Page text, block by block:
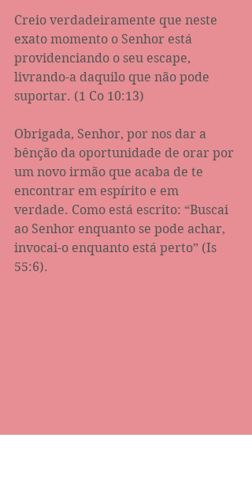
Creio verdadeiramente que neste
exato momento o Senhor está
providenciando o seu escape,
livrando-a daquilo que não pode
suportar. (1 Co 10:13)
Obrigada, Senhor, por nos dar a
bênção da oportunidade de orar por
um novo irmão que acaba de te
encontrar em espírito e em
verdade. Como está escrito: “Buscai
ao Senhor enquanto se pode achar,
invocai-o enquanto está perto” (Is
55:6).